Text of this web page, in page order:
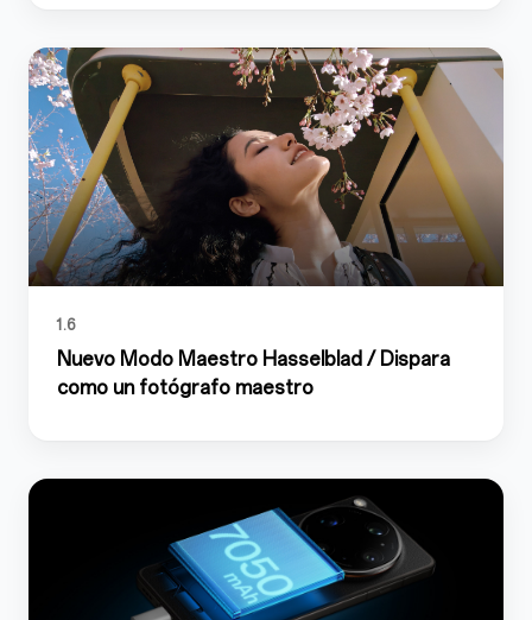
1.6
Nuevo Modo Maestro Hasselblad / Dispara
como un fotógrafo maestro